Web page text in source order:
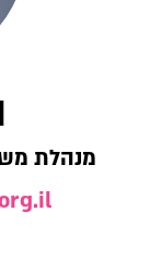
מנהלת